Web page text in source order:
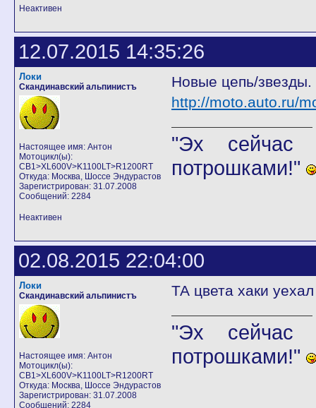
Неактивен
12.07.2015 14:35:26
Локи
Скандинавский альпинистъ
Настоящее имя: Антон
Мотоцикл(ы):
CB1>XL600V>K1100LT>R1200RT
Откуда: Москва, Шоссе Эндурастов
Зарегистрирован: 31.07.2008
Сообщений: 2284
Новые цепь/
http://moto.auto.ru/
"Эх сейчас
потрошками!"
Неактивен
02.08.2015 22:04:00
Локи
Скандинавский альпинистъ
Настоящее имя: Антон
Мотоцикл(ы):
CB1>XL600V>K1100LT>R1200RT
Откуда: Москва, Шоссе Эндурастов
Зарегистрирован: 31.07.2008
Сообщений: 2284
ТА цвета хаки
"Эх сейчас
потрошками!"